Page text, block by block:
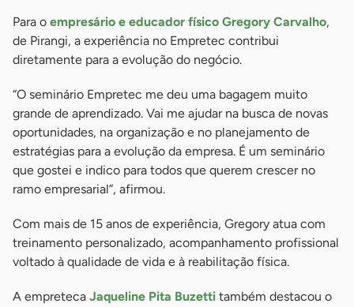
Para o empresário e educador físico Gregory Carvalho,
de Pirangi, a experiência no Empretec contribui
diretamente para a evolução do negócio.
“O seminário Empretec me deu uma bagagem muito
grande de aprendizado. Vai me ajudar na busca de novas
oportunidades, na organização e no planejamento de
estratégias para a evolução da empresa. É um seminário
que gostei e indico para todos que querem crescer no
ramo empresarial”, afirmou.
Com mais de 15 anos de experiência, Gregory atua com
treinamento personalizado, acompanhamento profissional
voltado à qualidade de vida e à reabilitação física.
A empreteca Jaqueline Pita Buzetti também destacou o